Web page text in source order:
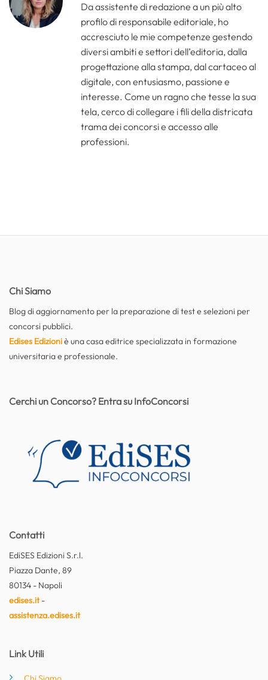
Da assistente di redazione a un più alto
profilo di responsabile editoriale, ho
accresciuto le mie competenze gestendo
diversi ambiti e settori dell’editoria, dalla
progettazione alla stampa, dal cartaceo al
digitale, con entusiasmo, passione e
interesse. Come un ragno che tesse la sua
tela, cerco di collegare i fili della districata
trama dei concorsi e accesso alle
professioni.
Chi Siamo
Blog di aggiornamento per la preparazione di test e selezioni per
concorsi pubblici.
Edises Edizioniè una casa editrice specializzata in formazione
universitaria e professionale.
Contatti
EdiSES Edizioni S.r.l.
Piazza Dante, 89
80134 - Napoli
edises.it-
assistenza.edises.it
Link Utili
Cerchi un Concorso? Entra su InfoConcorsi